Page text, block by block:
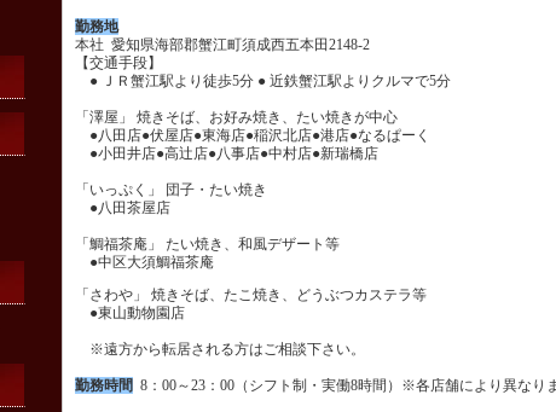
勤務地
本社 愛知県海部郡蟹江町須成西五本田2148-2
【交通手段】
● ＪＲ蟹江駅より徒歩5分 ● 近鉄蟹江駅よりクルマで5分
「澤屋」 焼きそば、お好み焼き、たい焼きが中心
●八田店●伏屋店●東海店●稲沢北店●港店●なるぱーく
●小田井店●高辻店●八事店●中村店●新瑞橋店
「いっぷく」 団子・たい焼き
●八田茶屋店
「鯛福茶庵」 たい焼き、和風デザート等
●中区大須鯛福茶庵
「さわや」 焼きそば、たこ焼き、どうぶつカステラ等
●東山動物園店
※遠方から転居される方はご相談下さい。
勤務時間 8：00～23：00（シフト制・実働8時間）※各店舗により異なり